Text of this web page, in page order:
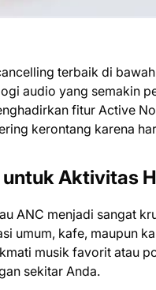
terbaik di
audio yang semakin
fitur Active
kerontang karena
Aktivitas
ANC menjadi sangat
umum, kafe, maupun
musik favorit atau
sekitar Anda.